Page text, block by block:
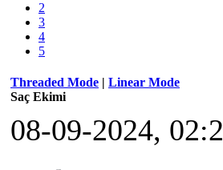
2
3
4
5
Threaded Mode | Linear Mode
Saç Ekimi
08-09-2024,